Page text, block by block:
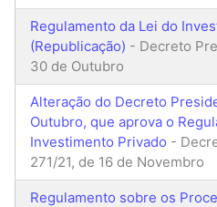
Regulamento da Lei do
(Republicação) - Decreto
30 de Outubro
Alteração do Decreto
Outubro, que aprova o
Investimento Privado -
271/21, de 16 de Novembro
Regulamento sobre os